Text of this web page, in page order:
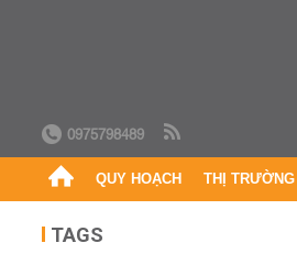
0975798489
QUY HOẠCH THỊ TRƯỜNG
TAGS